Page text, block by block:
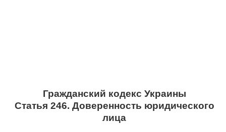
Гражданский кодекс Украины
Статья 246. Доверенность юридического
лица